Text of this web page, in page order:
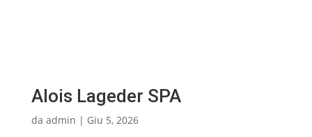
Alois Lageder SPA
da admin | Giu 5, 2026